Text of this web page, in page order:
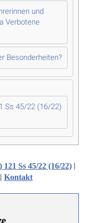
und
Verbotene
Besonderheiten?
Ss 45/22 (16/22)
Ss 45/22 (16/22) |
| Kontakt